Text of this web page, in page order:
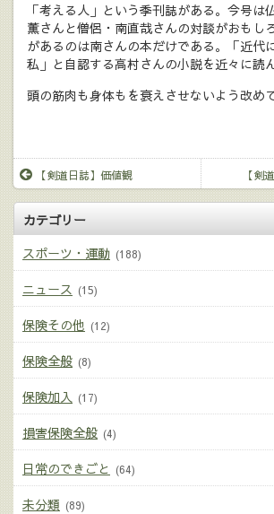
「考える人」という季刊誌がある。今号は
薫さんと僧侶・南直哉さんの対談がおもし
があるのは南さんの本だけである。「近代
私」と自認する高村さんの小説を近々に読
頭の筋肉も身体もを衰えさせないよう改め
【剣道日誌】価値観 【剣
カテゴリー
スポーツ・運動 (188)
ニュース (15)
保険その他 (12)
保険全般 (8)
保険加入 (17)
損害保険全般 (4)
日常のできごと (64)
未分類 (89)